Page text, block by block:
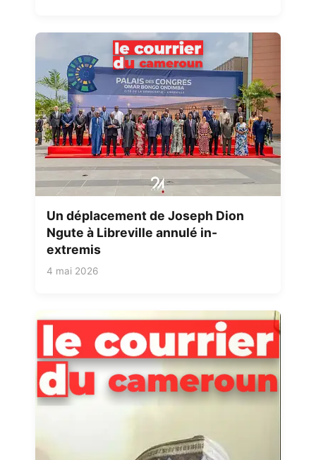
Un déplacement de Joseph Dion
Ngute à Libreville annulé in-
extremis
4 mai 2026